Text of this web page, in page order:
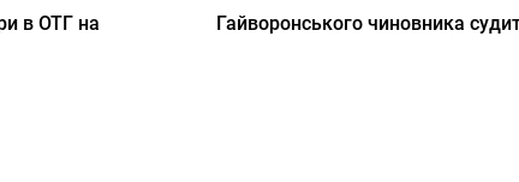
в ОТГ на
Гайворонського чиновника